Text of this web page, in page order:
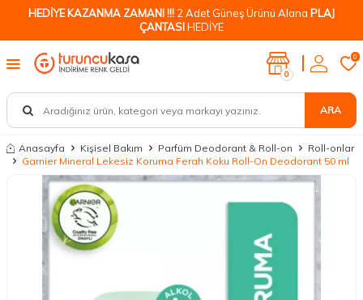
HEDİYE KAZANMA ZAMANI !!! 2 Adet Güneş Ürünü Alana PLAJ
ÇANTASIHEDİYE
ARA
0
0
Anasayfa Kişisel Bakım Parfüm Deodorant & Roll-on
Roll-onlar
Garnier Mineral Lekesiz Koruma Ferah Koku Roll-On Deodorant 50 ml